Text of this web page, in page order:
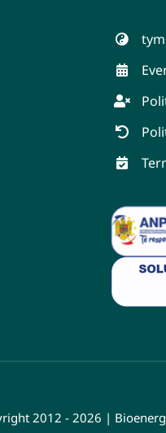
2012 - 2026 |